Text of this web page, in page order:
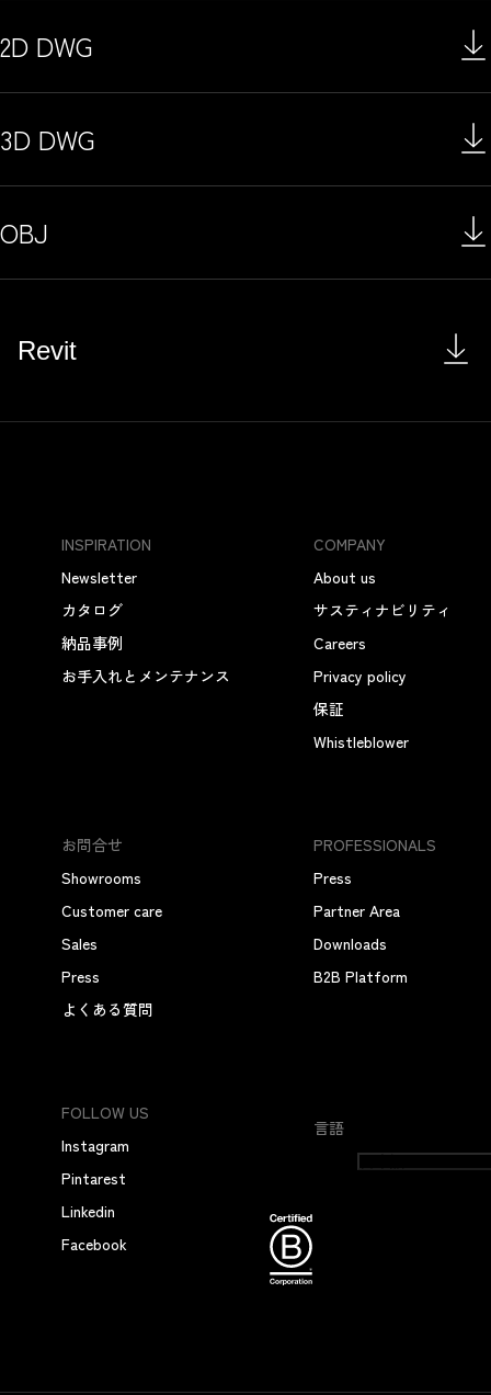
2D DWG
3D DWG
OBJ
Revit
INSPIRATION
Newsletter
カタログ
納品事例
お手入れとメンテナンス
COMPANY
About us
サスティナビリティ
Careers
Privacy policy
保証
Whistleblower
お問合せ
Showrooms
Customer care
Sales
Press
よくある質問
PROFESSIONALS
Press
Partner Area
Downloads
B2B Platform
FOLLOW US
Instagram
Pintarest
Linkedin
Facebook
言語